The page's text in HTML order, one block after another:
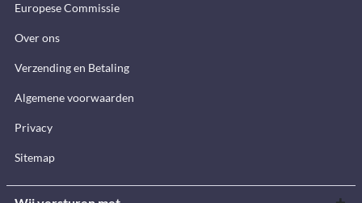
Europese Commissie
Over ons
Verzending en Betaling
Algemene voorwaarden
Privacy
Sitemap